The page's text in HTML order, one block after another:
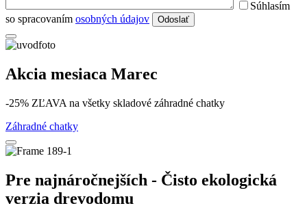
Súhlasím
so spracovaním osobných údajov Odoslať
Akcia mesiaca Marec
-25% ZĽAVA na všetky skladové záhradné chatky
Záhradné chatky
Pre najnáročnejších - Čisto ekologická
verzia drevodomu